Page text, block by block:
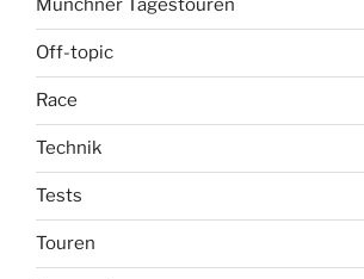
Münchner Tagestouren
Off-topic
Race
Technik
Tests
Touren